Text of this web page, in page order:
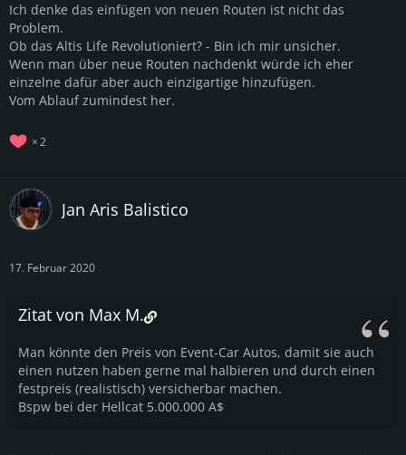
Ich denke das einfügen von neuen Routen ist nicht das
Problem.
Ob das Altis Life Revolutioniert? - Bin ich mir unsicher.
Wenn man über neue Routen nachdenkt würde ich eher
einzelne dafür aber auch einzigartige hinzufügen.
Vom Ablauf zumindest her.
2
Jan Aris Balistico
17. Februar 2020
Zitat von Max M.
Man könnte den Preis von Event-Car Autos, damit sie auch
einen nutzen haben gerne mal halbieren und durch einen
festpreis (realistisch) versicherbar machen.
Bspw bei der Hellcat 5.000.000 A$